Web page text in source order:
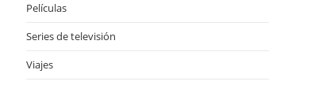
Películas
Series de televisión
Viajes